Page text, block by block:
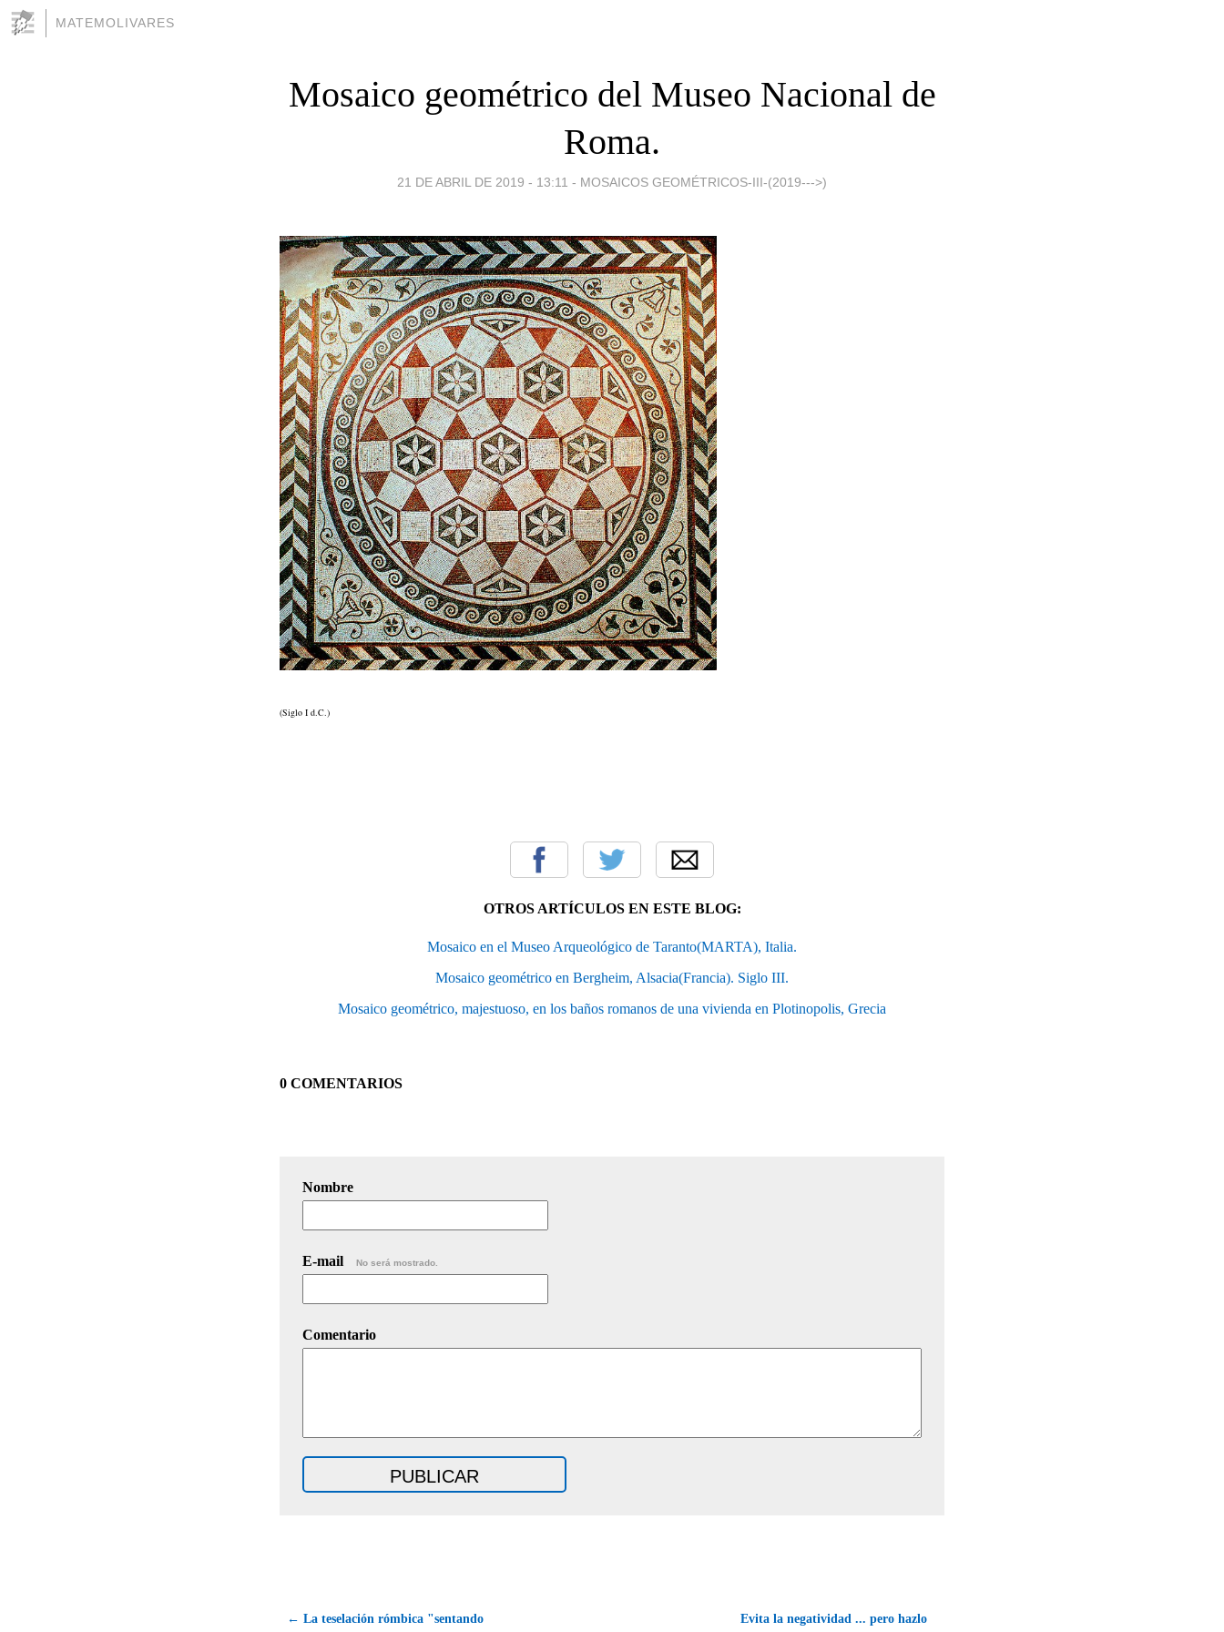
MATEMOLIVARES
Mosaico geométrico del Museo Nacional de
Roma.
21 DE ABRIL DE 2019 - 13:11 - MOSAICOS GEOMÉTRICOS-III-(2019--->)
(Siglo I d.C.)
OTROS ARTÍCULOS EN ESTE BLOG:
Mosaico en el Museo Arqueológico de Taranto(MARTA), Italia.
Mosaico geométrico en Bergheim, Alsacia(Francia). Siglo III.
Mosaico geométrico, majestuoso, en los baños romanos de una vivienda en Plotinopolis, Grecia
0 COMENTARIOS
Nombre
E-mail No será mostrado.
Comentario
← La teselación rómbica "sentando Evita la negatividad ... pero hazlo